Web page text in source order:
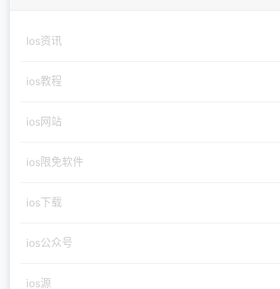
Ios资讯
ios教程
ios网站
ios限免软件
ios下载
ios公众号
ios源